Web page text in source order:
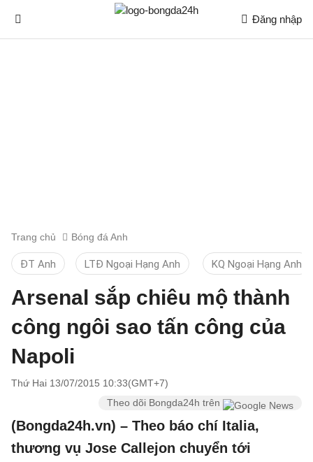
Đăng nhập
Trang chủ Bóng đá Anh
ĐT Anh LTĐ Ngoại Hạng Anh KQ Ngoại Hạng Anh
Arsenal sắp chiêu mộ thành
công ngôi sao tấn công của
Napoli
Thứ Hai 13/07/2015 10:33(GMT+7)
Theo dõi Bongda24h trên
(Bongda24h.vn) – Theo báo chí Italia,
thương vụ Jose Callejon chuyển tới